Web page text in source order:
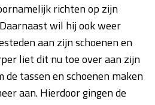
richten op zijn
wil hij ook weer
aan zijn schoenen en
liet dit nu toe over aan zijn
tassen en schoenen maken
aan. Hierdoor gingen de